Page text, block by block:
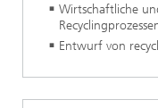
Wirtschaftliche
Entwurf von